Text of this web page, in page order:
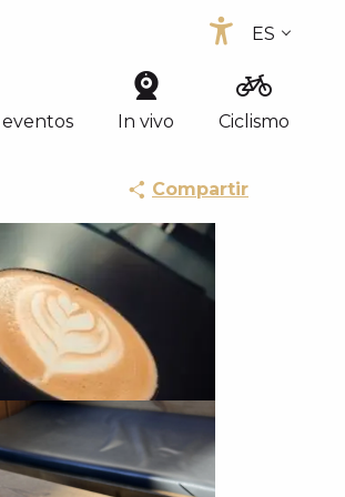
ES
FR
In vivo Ciclismo
Compartir